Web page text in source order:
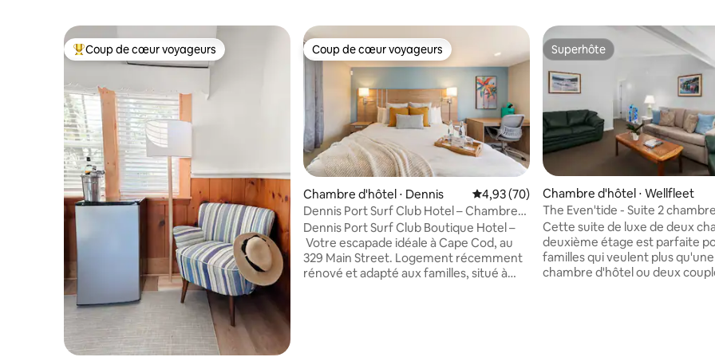
Coups de cœur voyageurs les plus appréciés
Coup de cœur voyageurs Coup de cœur voyageurs
Coup de cœur voyageurs
Chambre d'hôtel ⋅ Dennis Évaluation moyenne sur la base de 70
4,93 (70)
Dennis Port Surf Club Hotel – Chambre
confortable avec lit King Size
Dennis Port Surf Club Boutique Hotel –
Votre escapade idéale à Cape Cod, au
329 Main Street. Logement récemment
rénové et adapté aux familles, situé à
Superhôte
Superhôte
Chambre d'hôtel ⋅ Wellfleet
The Even'tide - Suite 2
Cette suite de luxe de deux
deuxième étage est parfaite
familles qui veulent plus
chambre d'hôtel ou deux